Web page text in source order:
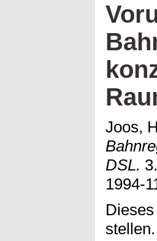
Joos,
DSL.
1994-
stellen.